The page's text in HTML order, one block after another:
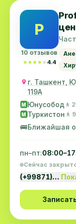
P
10 отзывов
★★★★★
★★★★★ 4.4
г. Ташкент,
119A
M Юнусобод 🚶
M Туркистон 🚶
🚌Ближайшая
пн–пт:
Сейчас
(+99871)…